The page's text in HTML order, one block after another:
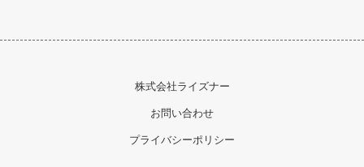
株式会社ライズナー
お問い合わせ
プライバシーポリシー